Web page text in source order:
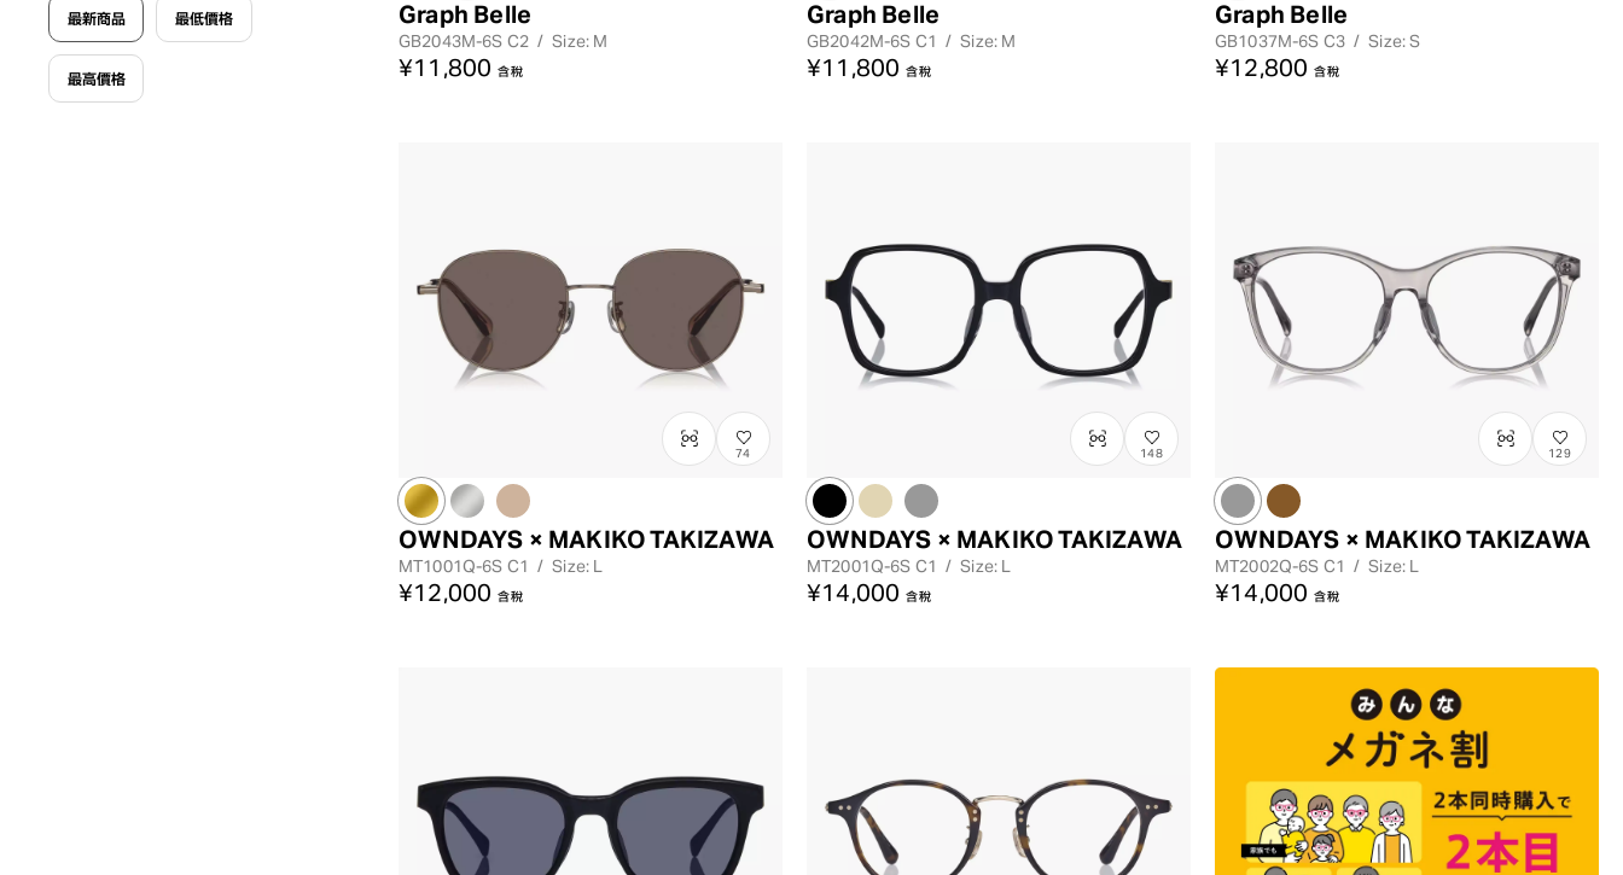
最新商品 最低價格
最高價格
Graph Belle
GB2043M-6S C2 / Size: M
¥11,800 含稅
Graph Belle
GB2042M-6S C1 / Size: M
¥11,800 含稅
Graph Belle
GB1037M-6S C3 / Size: S
¥12,800 含稅
74
OWNDAYS × MAKIKO TAKIZAWA
MT1001Q-6S C1 / Size: L
¥12,000 含稅
148
OWNDAYS × MAKIKO TAKIZAWA
MT2001Q-6S C1 / Size: L
¥14,000 含稅
129
OWNDAYS × MAKIKO TAKIZAWA
MT2002Q-6S C1 / Size: L
¥14,000 含稅